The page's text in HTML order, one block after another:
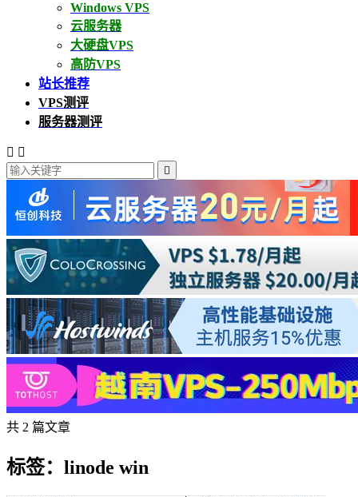
Windows VPS
云服务器
大硬盘VPS
高防VPS
站长推荐
VPS测评
服务器测评
 

共 2 篇文章
标签：linode win